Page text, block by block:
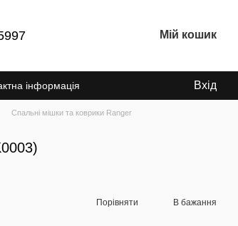
Мій кошик
інформація
Вхід
Спальні мішки та коврики Ranger
Порівняти В бажання